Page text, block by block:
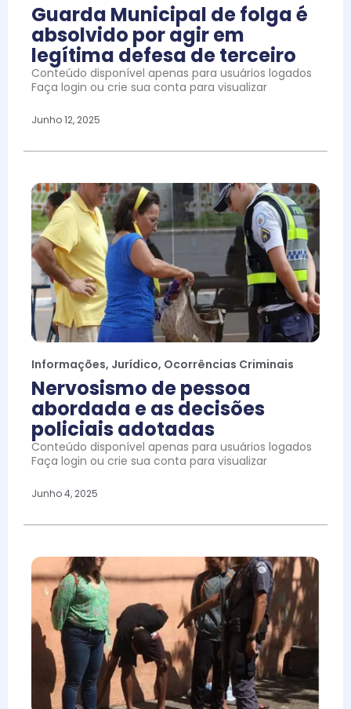
Guarda Municipal de folga é
absolvido por agir em
legítima defesa de terceiro
Conteúdo disponível apenas para usuários logados
Faça login ou crie sua conta para visualizar
Junho 12, 2025
Informações, Jurídico, Ocorrências Criminais
Nervosismo de pessoa
abordada e as decisões
policiais adotadas
Conteúdo disponível apenas para usuários logados
Faça login ou crie sua conta para visualizar
Junho 4, 2025